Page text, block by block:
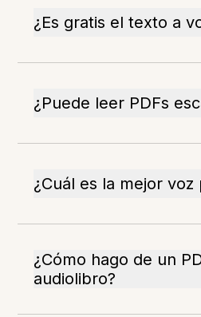
¿Es gratis el texto a
¿Puede leer PDFs
¿Cuál es la mejor voz
¿Cómo hago de un
audiolibro?